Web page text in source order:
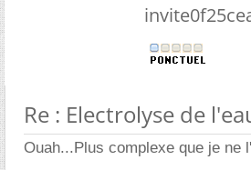
Re : Electrolyse de
Ouah...Plus complexe que je ne